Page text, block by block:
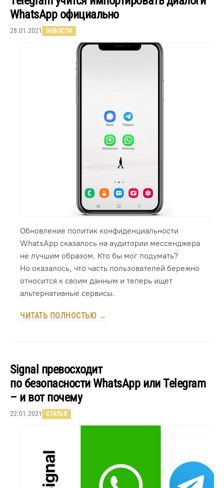
WhatsApp официально
28.01.2021 НОВОСТИ
Обновление политик конфиденциальности
WhatsApp сказалось на аудитории мессенджера
не лучшим образом. Кто бы мог подумать?
Но оказалось, что часть пользователей бережно
относится к своим данным и теперь ищет
альтернативные сервисы.
ЧИТАТЬ ПОЛНОСТЬЮ →
Signal превосходит
по безопасности WhatsApp или Telegram
– и вот почему
22.01.2021 СТАТЬЯ